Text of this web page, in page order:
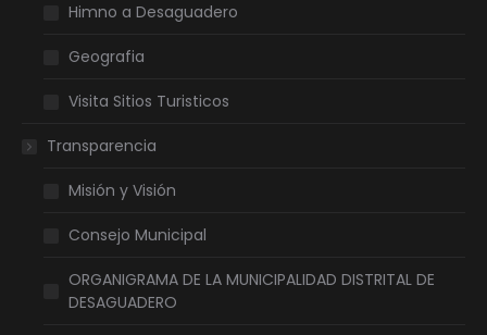
Himno a Desaguadero
Geografia
Visita Sitios Turisticos
Transparencia
Misión y Visión
Consejo Municipal
ORGANIGRAMA DE LA MUNICIPALIDAD DISTRITAL DE
DESAGUADERO